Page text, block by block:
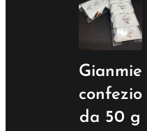
da 50 g